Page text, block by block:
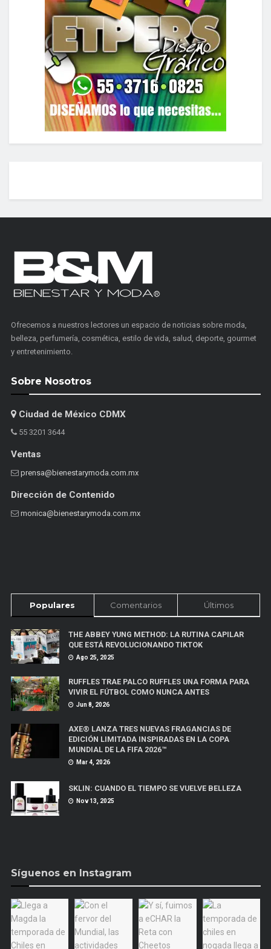
Ofrecemos a nuestros lectores un espacio de noticias sobre moda,
belleza, perfumería, cosmética, estilo de vida, salud, deporte, gourmet
y entretenimiento.
Sobre Nosotros
Ciudad de México CDMX
55 3201 3644
Ventas
prensa@bienestarymoda.com.mx
Dirección de Contenido
monica@bienestarymoda.com.mx
Populares Comentarios Últimos
THE ABBEY YUNG METHOD: LA RUTINA CAPILAR
QUE ESTÁ REVOLUCIONANDO TIKTOK
Ago 25, 2025
RUFFLES TRAE PALCO RUFFLES UNA FORMA PARA
VIVIR EL FÚTBOL COMO NUNCA ANTES
Jun 8, 2026
AXE® LANZA TRES NUEVAS FRAGANCIAS DE
EDICIÓN LIMITADA INSPIRADAS EN LA COPA
MUNDIAL DE LA FIFA 2026™
Mar 4, 2026
SKLIN: CUANDO EL TIEMPO SE VUELVE BELLEZA
Nov 13, 2025
Síguenos en Instagram